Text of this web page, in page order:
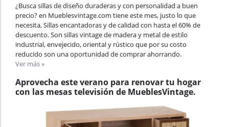
¿Busca sillas de diseño duraderas y con personalidad a buen
precio? en Mueblesvintage.com tiene este mes, justo lo que
necesita, Sillas encantadoras y de calidad con hasta el 60% de
descuento. Son sillas vintage de madera y metal de estilo
industrial, envejecido, oriental y rústico que por su costo
reducido son una oportunidad de comprar ahorrando.
Ver más »
Aprovecha este verano para renovar tu hogar
con las mesas televisión de MueblesVintage.